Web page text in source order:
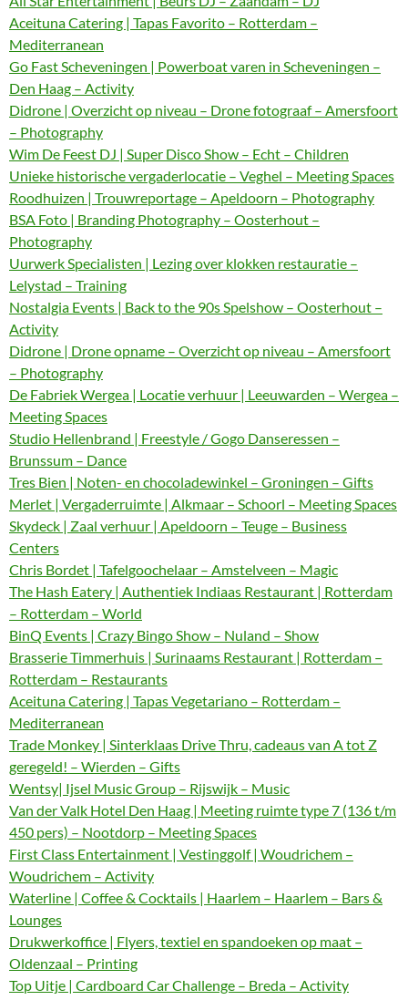
Aceituna Catering | Tapas Favorito – Rotterdam –
Mediterranean
Go Fast Scheveningen | Powerboat varen in Scheveningen –
Den Haag – Activity
Didrone | Overzicht op niveau – Drone fotograaf – Amersfoort
– Photography
Wim De Feest DJ | Super Disco Show – Echt – Children
Unieke historische vergaderlocatie – Veghel – Meeting Spaces
Roodhuizen | Trouwreportage – Apeldoorn – Photography
BSA Foto | Branding Photography – Oosterhout –
Photography
Uurwerk Specialisten | Lezing over klokken restauratie –
Lelystad – Training
Nostalgia Events | Back to the 90s Spelshow – Oosterhout –
Activity
Didrone | Drone opname – Overzicht op niveau – Amersfoort
– Photography
De Fabriek Wergea | Locatie verhuur | Leeuwarden – Wergea –
Meeting Spaces
Studio Hellenbrand | Freestyle / Gogo Danseressen –
Brunssum – Dance
Tres Bien | Noten- en chocoladewinkel – Groningen – Gifts
Merlet | Vergaderruimte | Alkmaar – Schoorl – Meeting Spaces
Skydeck | Zaal verhuur | Apeldoorn – Teuge – Business
Centers
Chris Bordet | Tafelgoochelaar – Amstelveen – Magic
The Hash Eatery | Authentiek Indiaas Restaurant | Rotterdam
– Rotterdam – World
BinQ Events | Crazy Bingo Show – Nuland – Show
Brasserie Timmerhuis | Surinaams Restaurant | Rotterdam –
Rotterdam – Restaurants
Aceituna Catering | Tapas Vegetariano – Rotterdam –
Mediterranean
Trade Monkey | Sinterklaas Drive Thru, cadeaus van A tot Z
geregeld! – Wierden – Gifts
Wentsy| Ijsel Music Group – Rijswijk – Music
Van der Valk Hotel Den Haag | Meeting ruimte type 7 (136 t/m
450 pers) – Nootdorp – Meeting Spaces
First Class Entertainment | Vestinggolf | Woudrichem –
Woudrichem – Activity
Waterline | Coffee & Cocktails | Haarlem – Haarlem – Bars &
Lounges
Drukwerkoffice | Flyers, textiel en spandoeken op maat –
Oldenzaal – Printing
Top Uitje | Cardboard Car Challenge – Breda – Activity